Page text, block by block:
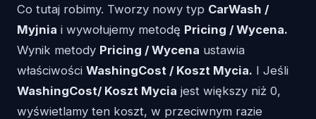
Co tutaj robimy. Tworzy nowy typ CarWash /
Myjnia i wywołujemy metodę Pricing / Wycena.
Wynik metody Pricing / Wycena ustawia
właściwości WashingCost / Koszt Mycia. I Jeśli
WashingCost/ Koszt Mycia jest większy niż 0,
wyświetlamy ten koszt, w przeciwnym razie